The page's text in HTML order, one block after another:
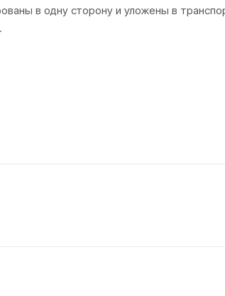
в одну сторону и уложены в